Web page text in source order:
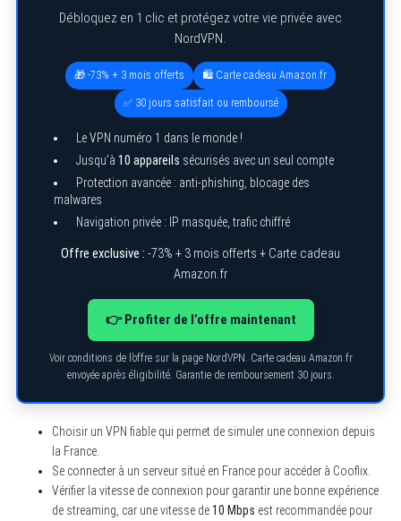
Débloquez en 1 clic et protégez votre vie privée avec
NordVPN.
🎁 -73% + 3 mois offerts 🛍️ Carte cadeau Amazon.fr
✅ 30 jours satisfait ou remboursé
Le VPN numéro 1 dans le monde !
Jusqu’à 10 appareils sécurisés avec un seul compte
Protection avancée : anti-phishing, blocage des
malwares
Navigation privée : IP masquée, trafic chiffré
Offre exclusive : -73% + 3 mois offerts + Carte cadeau
Amazon.fr
👉 Profiter de l’offre maintenant
Voir conditions de l’offre sur la page NordVPN. Carte cadeau Amazon.fr
envoyée après éligibilité. Garantie de remboursement 30 jours.
Choisir un VPN fiable qui permet de simuler une connexion depuis
la France.
Se connecter à un serveur situé en France pour accéder à Cooflix.
Vérifier la vitesse de connexion pour garantir une bonne expérience
de streaming, car une vitesse de10 Mbps est recommandée pour